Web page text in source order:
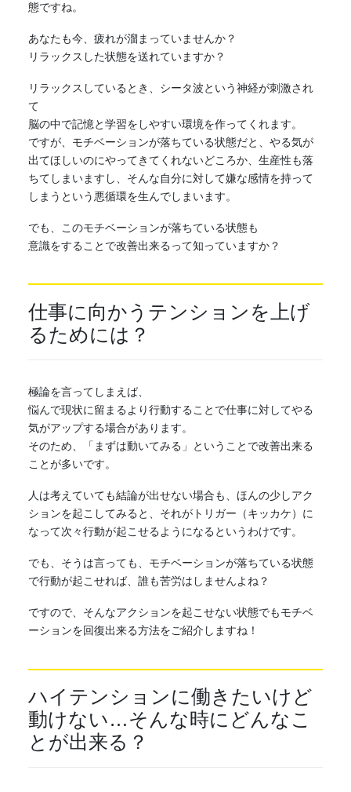
態ですね。
あなたも今、疲れが溜まっていませんか？
リラックスした状態を送れていますか？
リラックスしているとき、シータ波という神経が刺激され
て
脳の中で記憶と学習をしやすい環境を作ってくれます。
ですが、モチベーションが落ちている状態だと、やる気が
出てほしいのにやってきてくれないどころか、生産性も落
ちてしまいますし、そんな自分に対して嫌な感情を持って
しまうという悪循環を生んでしまいます。
でも、このモチベーションが落ちている状態も
意識をすることで改善出来るって知っていますか？
仕事に向かうテンションを上げ
るためには？
極論を言ってしまえば、
悩んで現状に留まるより行動することで仕事に対してやる
気がアップする場合があります。
そのため、「まずは動いてみる」ということで改善出来る
ことが多いです。
人は考えていても結論が出せない場合も、ほんの少しアク
ションを起こしてみると、それがトリガー（キッカケ）に
なって次々行動が起こせるようになるというわけです。
でも、そうは言っても、モチベーションが落ちている状態
で行動が起こせれば、誰も苦労はしませんよね？
ですので、そんなアクションを起こせない状態でもモチベ
ーションを回復出来る方法をご紹介しますね！
ハイテンションに働きたいけど
動けない…そんな時にどんなこ
とが出来る？